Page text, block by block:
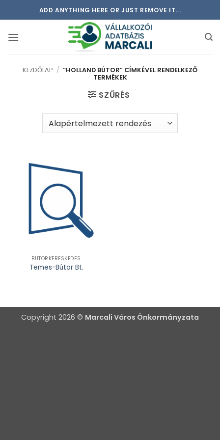
to
ADD ANYTHING HERE OR JUST REMOVE IT...
KEZDŐLAP / “HOLLAND BÚTOR” CÍMKÉVEL RENDELKEZŐ
TERMÉKEK
SZŰRÉS
BÚTORKERESKEDÉS
Temes-Bútor Bt.
Copyright 2026 © Marcali Város Önkormányzata